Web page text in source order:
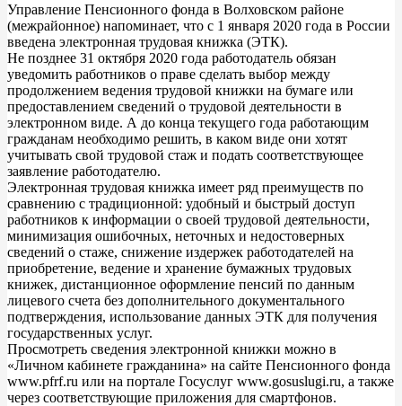
Управление Пенсионного фонда в Волховском районе
(межрайонное) напоминает, что c 1 января 2020 года в России
введена электронная трудовая книжка (ЭТК).
Не позднее 31 октября 2020 года работодатель обязан
уведомить работников о праве сделать выбор между
продолжением ведения трудовой книжки на бумаге или
предоставлением сведений о трудовой деятельности в
электронном виде. А до конца текущего года работающим
гражданам необходимо решить, в каком виде они хотят
учитывать свой трудовой стаж и подать соответствующее
заявление работодателю.
Электронная трудовая книжка имеет ряд преимуществ по
сравнению с традиционной: удобный и быстрый доступ
работников к информации о своей трудовой деятельности,
минимизация ошибочных, неточных и недостоверных
сведений о стаже, снижение издержек работодателей на
приобретение, ведение и хранение бумажных трудовых
книжек, дистанционное оформление пенсий по данным
лицевого счета без дополнительного документального
подтверждения, использование данных ЭТК для получения
государственных услуг.
Просмотреть сведения электронной книжки можно в
«Личном кабинете гражданина» на сайте Пенсионного фонда
www.pfrf.ru или на портале Госуслуг www.gosuslugi.ru, а также
через соответствующие приложения для смартфонов.